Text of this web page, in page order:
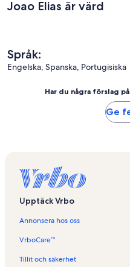
Joao Elias är värd
Språk:
Engelska, Spanska, Portugisiska
Har du några förslag
Ge
Upptäck Vrbo
Annonsera hos oss
VrboCare™
Tillit och säkerhet